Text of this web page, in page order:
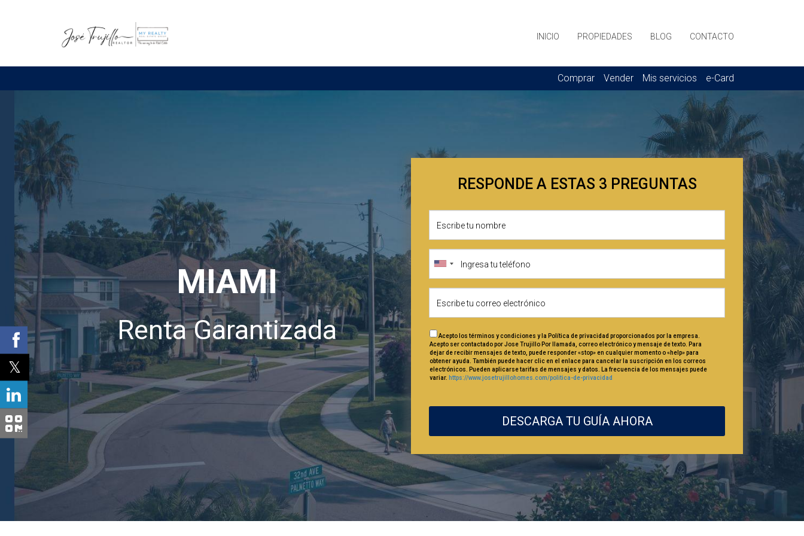
INICIO PROPIEDADES BLOG CONTACTO
Comprar Vender Mis servicios e-Card
MIAMI
Renta Garantizada
RESPONDE A ESTAS 3 PREGUNTAS
Acepto los términos y condiciones y la Política de privacidad proporcionados por la empresa.
Acepto ser contactado por Jose Trujillo Por llamada, correo electrónico y mensaje de texto. Para
dejar de recibir mensajes de texto, puede responder «stop» en cualquier momento o «help» para
obtener ayuda. También puede hacer clic en el enlace para cancelar la suscripción en los correos
electrónicos. Pueden aplicarse tarifas de mensajes y datos. La frecuencia de los mensajes puede
variar. https://www.josetrujillohomes.com/politica-de-privacidad
DESCARGA TU GUÍA AHORA